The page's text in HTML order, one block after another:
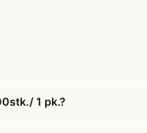
1 pk.?